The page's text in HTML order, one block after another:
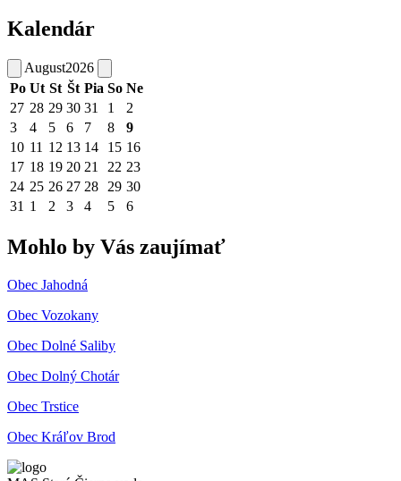
Kalendár
August2026
Po Ut St Št Pia So Ne
27 28 29 30 31 1
2
3
4 5 6 7 8
9
10 11 12 13 14 15 16
17 18 19 20 21 22 23
24 25 26 27 28 29 30
31 1 2 3 4 5 6
Mohlo by Vás zaujímať
Obec Jahodná
Obec Vozokany
Obec Dolné Saliby
Obec Dolný Chotár
Obec Trstice
Obec Kráľov Brod